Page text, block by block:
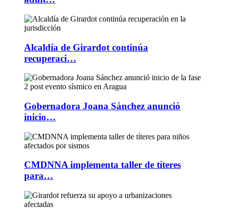
Alcaldía de Girardot continúa
recuperaci…
Gobernadora Joana Sánchez anunció
inicio…
CMDNNA implementa taller de títeres
para…